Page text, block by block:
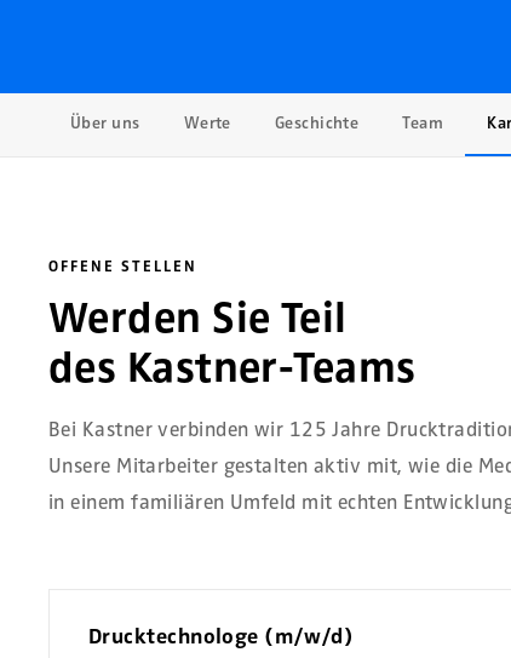
Über uns Werte Geschichte Team
OFFENE STELLEN
Werden Sie Teil
des Kastner-Teams
Bei Kastner verbinden wir 125 Jahre
Unsere Mitarbeiter gestalten aktiv mit, wie die
in einem familiären Umfeld mit echten
Drucktechnologe (m/w/d)